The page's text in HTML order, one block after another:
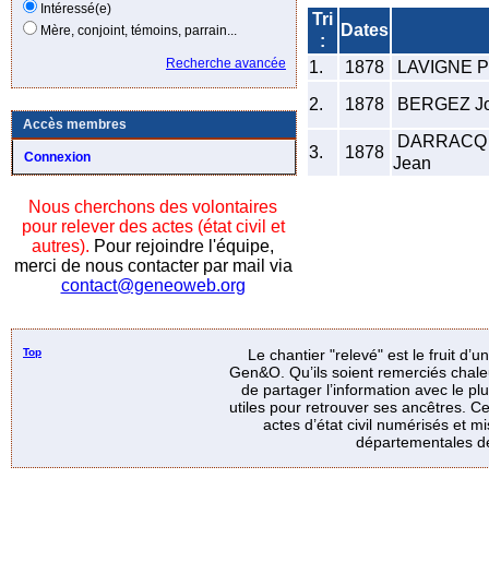
Intéressé(e)
Mère, conjoint, témoins, parrain...
Recherche avancée
Accès membres
Connexion
Nous cherchons des volontaires
pour relever des actes (état civil et
autres). Pour rejoindre l'équipe,
merci de nous contacter par mail via
contact@geneoweb.org
Tri
:
Dates
1.
1878
LAVIGNE
2.
1878 BERGEZ
3. 1878
Jean
Top
Le chantier "relevé" est le fruit
Gen&O. Qu’ils soient remerciés
de partager l’information avec le
utiles pour retrouver ses ancêtres.
actes d’état civil numérisés et
départementales